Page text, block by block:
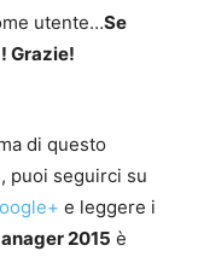
utente…Se
Grazie!
di questo
puoi seguirci su
e leggere i
2015 è